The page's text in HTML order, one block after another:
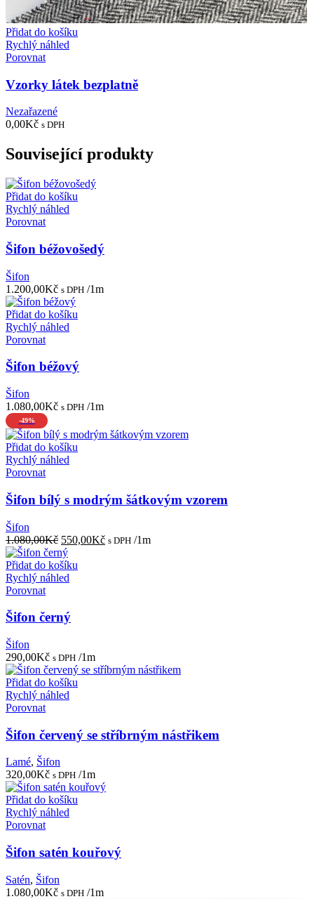
Přidat do košíku
Rychlý náhled
Porovnat
Vzorky látek bezplatně
Nezařazené
0,00Kč s DPH
Související produkty
Přidat do košíku
Rychlý náhled
Porovnat
Šifon béžovošedý
Šifon
1.200,00Kč s DPH /1m
Přidat do košíku
Rychlý náhled
Porovnat
Šifon béžový
Šifon
1.080,00Kč s DPH /1m
-49%
Přidat do košíku
Rychlý náhled
Porovnat
Šifon bílý s modrým šátkovým vzorem
Šifon
1.080,00Kč Původní
cena
byla:
1.080,00Kč.
550,00KčAktuální
s DPH /1m
Přidat do košíku
Rychlý náhled
Porovnat
Šifon černý
Šifon
290,00Kč s DPH /1m
Přidat do košíku
Rychlý náhled
Porovnat
Šifon červený se stříbrným nástřikem
Lamé, Šifon
320,00Kč s DPH /1m
Přidat do košíku
Rychlý náhled
Porovnat
Šifon satén kouřový
Satén, Šifon
1.080,00Kč s DPH /1m